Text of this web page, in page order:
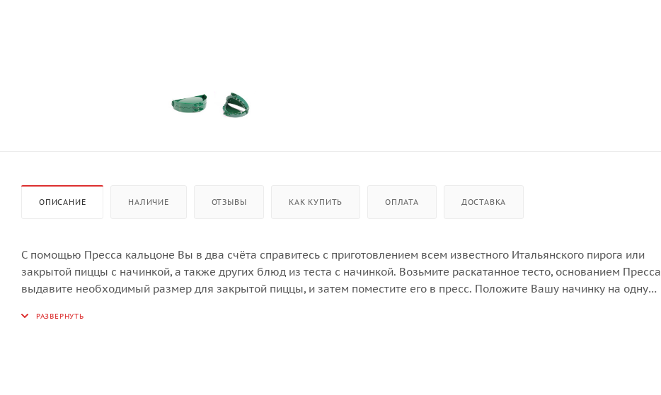
ОПИСАНИЕ НАЛИЧИЕ ОТЗЫВЫ КАК КУПИТЬ ОПЛАТА ДОСТАВКА
С помощью Пресса кальцоне Вы в два счёта справитесь с приготовлением всем известного Итальянского пирога или
закрытой пиццы с начинкой, а также других блюд из теста с начинкой. Возьмите раскатанное тесто, основанием Пресса
выдавите необходимый размер для закрытой пиццы, и затем поместите его в пресс. Положите Вашу начинку на одну
выпекания в EGG!